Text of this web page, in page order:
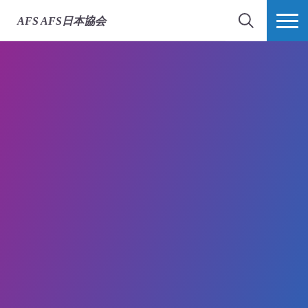
AFS AFS日本協会
検索 MORE